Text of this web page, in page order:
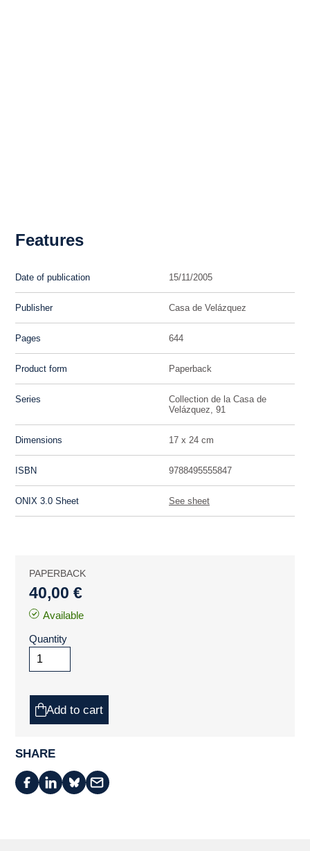
Features
Date of publication 15/11/2005
Publisher Casa de Velázquez
Pages 644
Product form Paperback
Series
Collection de la Casa de
Velázquez, 91
Dimensions 17 x 24 cm
ISBN 9788495555847
ONIX 3.0 Sheet See sheet
PAPERBACK
40,00 €
Available
Quantity
Add to cart
SHARE